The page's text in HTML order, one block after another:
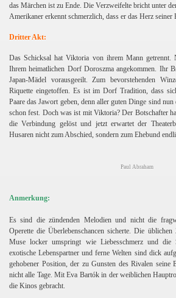
das Märchen ist zu Ende. Die Verzweifelte bricht unter
Amerikaner erkennt schmerzlich, dass er das Herz seiner
Dritter Akt:
Das Schicksal hat Viktoria von ihrem Mann
Ihrem heimatlichen Dorf Doroszma angekommen. Ihr
Japan-Mädel vorausgeeilt. Zum bevorstehenden
Riquette eingetoffen. Es ist im Dorf Tradition, dass
Paare das Jawort geben, denn aller guten Dinge sind
schon fest. Doch was ist mit Viktoria? Der Botschafter
die Verbindung gelöst und jetzt erwartet der
Husaren nicht zum Abschied, sondern zum Ehebund
Paul Abraham
Anmerkung:
Es sind die zündenden Melodien und nicht die
Operette die Überlebenschancen sicherte. Die
Muse locker umspringt wie Liebesschmerz und die
exotische Lebenspartner und ferne Welten sind dick
gehobener Position, der zu Gunsten des Rivalen seine
nicht alle Tage. Mit Eva Bartók in der weiblichen
die Kinos gebracht.